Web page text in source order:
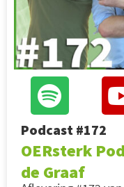
Podcast #172
OERsterk
de Graaf